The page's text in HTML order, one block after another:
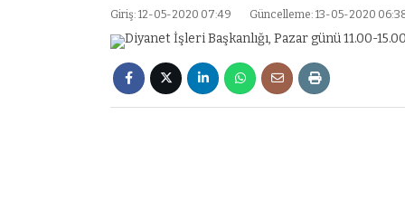
Giriş: 12-05-2020 07:49 Güncelleme: 13-05-2020